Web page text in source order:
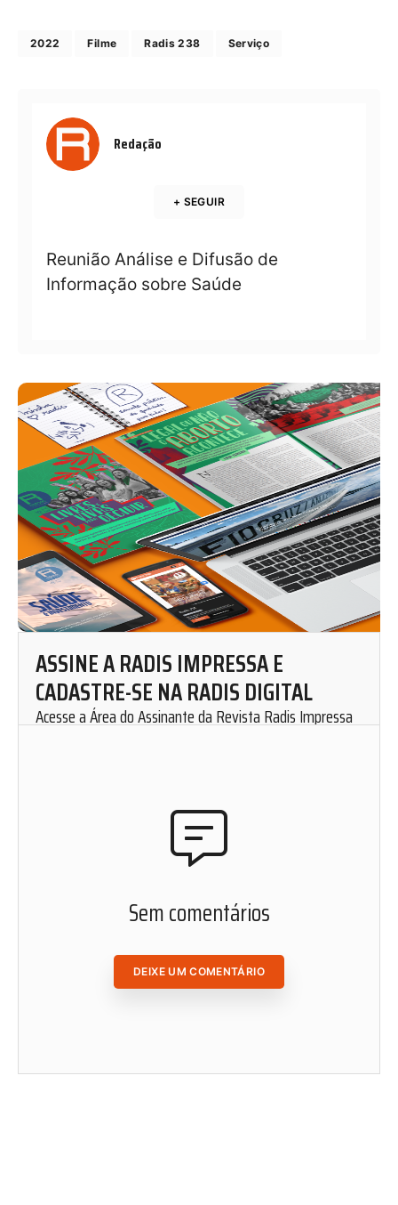
2022 Filme Radis 238 Serviço
Redação
+ SEGUIR
Reunião Análise e Difusão de
Informação sobre Saúde
ASSINE A RADIS IMPRESSA E
CADASTRE-SE NA RADIS DIGITAL
Acesse a Área do Assinante da Revista Radis Impressa
ACESSAR ÁREA DO ASSINANTE
Sem comentários
DEIXE UM COMENTÁRIO